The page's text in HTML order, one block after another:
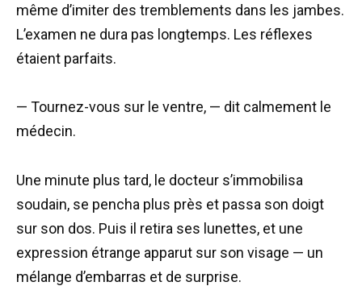
même d’imiter des tremblements dans les jambes.
L’examen ne dura pas longtemps. Les réflexes
étaient parfaits.
— Tournez-vous sur le ventre, — dit calmement le
médecin.
Une minute plus tard, le docteur s’immobilisa
soudain, se pencha plus près et passa son doigt
sur son dos. Puis il retira ses lunettes, et une
expression étrange apparut sur son visage — un
mélange d’embarras et de surprise.